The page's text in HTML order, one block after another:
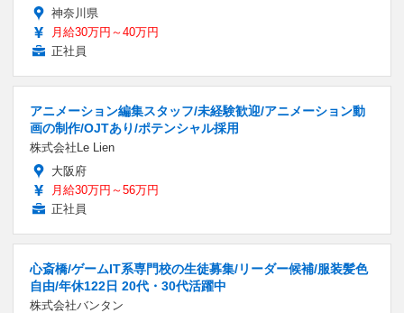
神奈川県
月給30万円～40万円
正社員
アニメーション編集スタッフ/未経験歓迎/アニメーション動
画の制作/OJTあり/ポテンシャル採用
株式会社Le Lien
大阪府
月給30万円～56万円
正社員
心斎橋/ゲームIT系専門校の生徒募集/リーダー候補/服装髪色
自由/年休122日 20代・30代活躍中
株式会社バンタン